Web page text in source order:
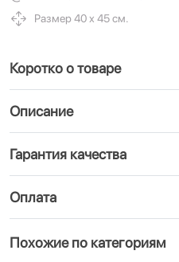
Размер 40 х 45 см.
Коротко о товаре
Описание
Гарантия качества
Оплата
Похожие по категориям